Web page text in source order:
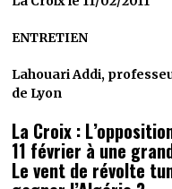
ENTRETIEN
Lahouari Addi,
de Lyon
La Croix :
11 février à une
Le vent de révolte